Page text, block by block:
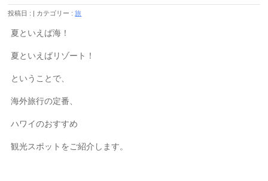
投稿日 : カテゴリー :旅
夏といえば海！
夏といえばリゾート！
ということで、
海外旅行の定番、
ハワイのおすすめ
観光スポットをご紹介します。